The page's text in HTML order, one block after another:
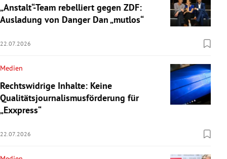
„Anstalt“-Team rebelliert gegen ZDF:
Ausladung von Danger Dan „mutlos“
22.07.2026
Medien
Rechtswidrige Inhalte: Keine
Qualitätsjournalismusförderung für
„Exxpress“
22.07.2026